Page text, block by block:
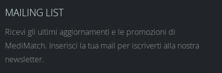
MAILING LIST
Ricevi gli ultimi aggiornamenti e le promozioni di
MediMatch. Inserisci la tua mail per iscriverti alla nostra
newsletter.